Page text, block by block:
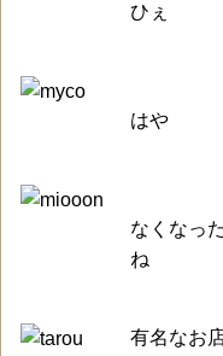
ひぇ
はや
なくなっ
ね
有名なお